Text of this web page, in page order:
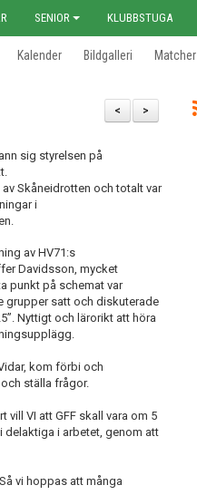
SENIOR KLUBBSTUGA
Kalender Bildgalleri Matcher
>
<
sig styrelsen på
Skåneidrotten och totalt var
i
av HV71:s
Davidsson, mycket
punkt på schemat var
grupper satt och diskuterade
Nyttigt och lärorikt att höra
kom förbi och
ställa frågor.
vill VI att GFF skall vara om 5
delaktiga i arbetet, genom att
vi hoppas att många